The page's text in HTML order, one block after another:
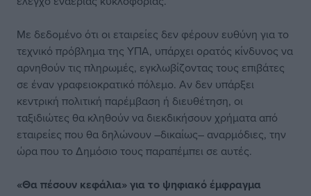
Με δεδομένο ότι οι εταιρείες δεν φέρουν ευθύνη για το
τεχνικό πρόβλημα της ΥΠΑ, υπάρχει ορατός κίνδυνος να
αρνηθούν τις πληρωμές, εγκλωβίζοντας τους επιβάτες
σε έναν γραφειοκρατικό πόλεμο. Αν δεν υπάρξει
κεντρική πολιτική παρέμβαση ή διευθέτηση, οι
ταξιδιώτες θα κληθούν να διεκδικήσουν χρήματα από
εταιρείες που θα δηλώνουν –δικαίως– αναρμόδιες, την
ώρα που το Δημόσιο τους παραπέμπει σε αυτές.
«Θα πέσουν κεφάλια» για το ψηφιακό έμφραγμα